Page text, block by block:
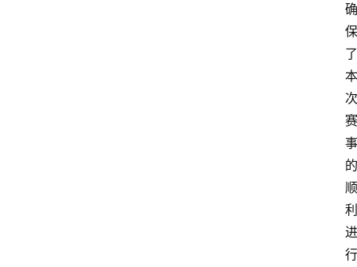
确
保
了
本
次
赛
事
的
顺
利
进
行